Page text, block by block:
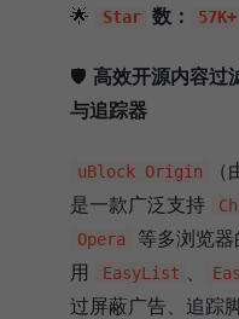
🌟 Star 数： 57K+
🛡️ 高效开源内容过
与追踪器
uBlock Origin （
是一款广泛支持
Opera
等多浏览
用
EasyList
过屏蔽广告、追踪